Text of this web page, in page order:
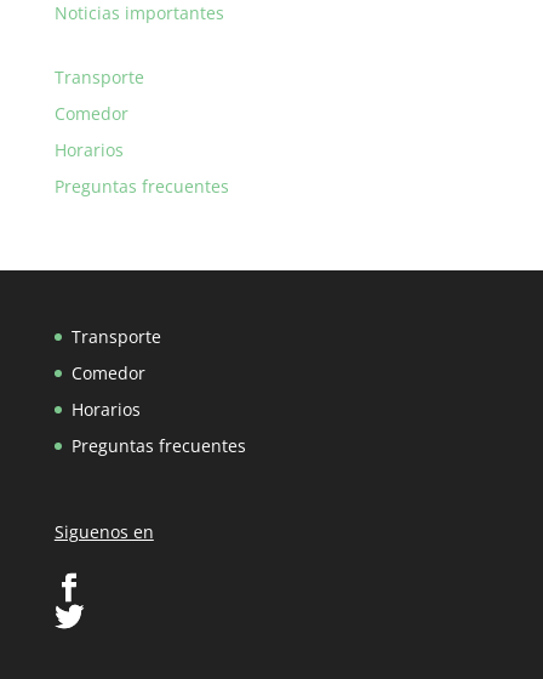
Noticias importantes
Transporte
Comedor
Horarios
Preguntas frecuentes
Transporte
Comedor
Horarios
Preguntas frecuentes
Siguenos en